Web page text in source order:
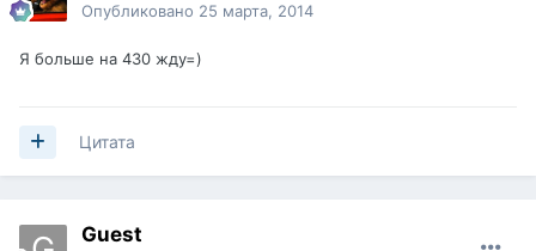
Опубликовано 25 марта, 2014
Я больше на 430 жду=)
Цитата
Guest